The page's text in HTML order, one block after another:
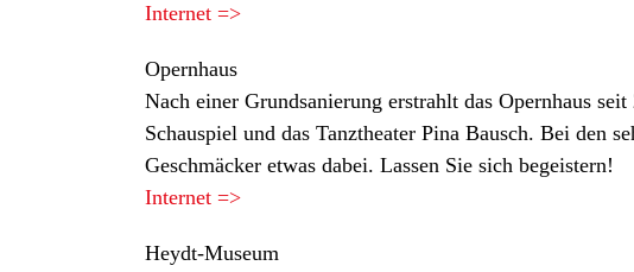
Internet =>
Opernhaus
Nach einer Grundsanierung erstrahlt das Opernhaus
Schauspiel und das Tanztheater Pina Bausch. Bei den
Geschmäcker etwas dabei. Lassen Sie sich begeistern!
Internet =>
Heydt-Museum